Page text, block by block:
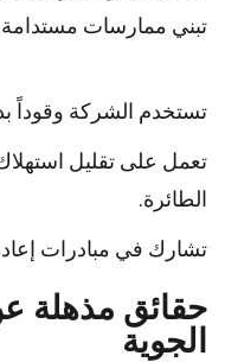
تبني ممارسات
تستخدم الشركة وقوداً
تعمل على تقليل
الطائرة.
تشارك في مبادرات
حقائق
الجوية